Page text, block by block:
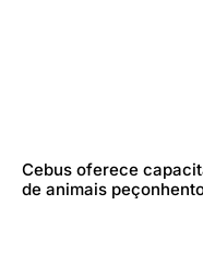
Cebus oferece
de animais